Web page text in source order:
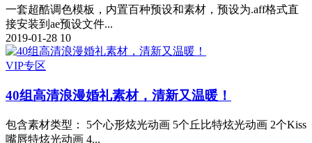
一套超酷调色模板，内置百种预设和素材，预设为.aff格式直
接安装到ae预设文件...
2019-01-28 10
VIP专区
40组高清浪漫婚礼素材，清新又温暖！
包含素材类型： 5个心形炫光动画 5个丘比特炫光动画 2个Kiss
嘴唇特炫光动画 4...